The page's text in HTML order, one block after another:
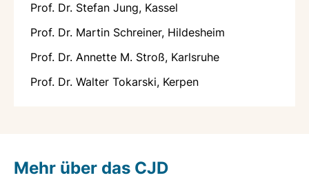
Prof. Dr. Stefan Jung, Kassel
Prof. Dr. Martin Schreiner, Hildesheim
Prof. Dr. Annette M. Stroß, Karlsruhe
Prof. Dr. Walter Tokarski, Kerpen
Mehr über das CJD